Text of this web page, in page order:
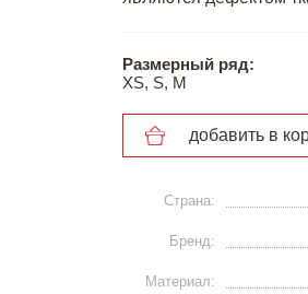
Размерный ряд:
XS, S, M
добавить в
Страна:
Бренд:
Материал: